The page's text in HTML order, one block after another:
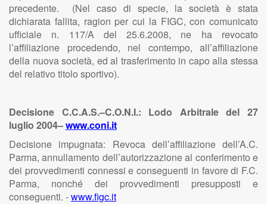
precedente. (Nel caso di specie, la società è stata
dichiarata fallita, ragion per cui la FIGC, con comunicato
ufficiale n. 117/A del 25.6.2008, ne ha revocato
l’affiliazione procedendo, nel contempo, all’affiliazione
della nuova società, ed al trasferimento in capo alla stessa
del relativo titolo sportivo).
Decisione C.C.A.S.–C.O.N.I.: Lodo Arbitrale del 27
luglio 2004–www.coni.it
Decisione impugnata: Revoca dell’affiliazione dell’A.C.
Parma, annullamento dell’autorizzazione al conferimento e
dei provvedimenti connessi e conseguenti in favore di F.C.
Parma, nonché dei provvedimenti presupposti e
conseguenti. -www.figc.it